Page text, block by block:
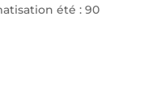
été : 90